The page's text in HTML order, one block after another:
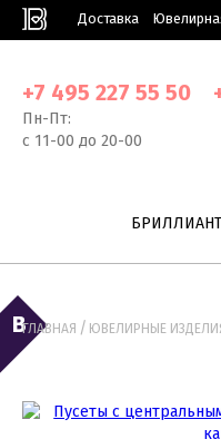
Доставка
+7 495 227 55 50
Пн-Пт:
с 11-00 до 20-00
ГЛАВНАЯ / ЮВЕЛИРНЫЕ